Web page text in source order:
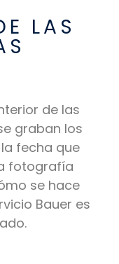
LAS
de las
graban los
fecha que
fotografía
se hace
Bauer es